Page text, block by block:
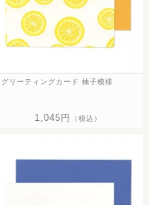
グリーティングカード 柚子模様
1,045円 （税込）